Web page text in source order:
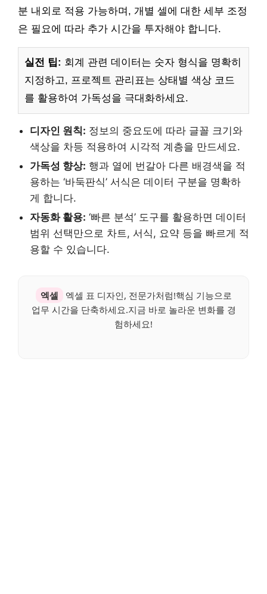
분 내외로 적용 가능하며, 개별 셀에 대한 세부 조정
은 필요에 따라 추가 시간을 투자해야 합니다.
실전 팁: 회계 관련 데이터는 숫자 형식을 명확히
지정하고, 프로젝트 관리표는 상태별 색상 코드
를 활용하여 가독성을 극대화하세요.
디자인 원칙: 정보의 중요도에 따라 글꼴 크기와
색상을 차등 적용하여 시각적 계층을 만드세요.
가독성 향상: 행과 열에 번갈아 다른 배경색을 적
용하는 ‘바둑판식’ 서식은 데이터 구분을 명확하
게 합니다.
자동화 활용: ‘빠른 분석’ 도구를 활용하면 데이터
범위 선택만으로 차트, 서식, 요약 등을 빠르게 적
용할 수 있습니다.
엑셀
엑셀 표 디자인, 전문가처럼!핵심 기능으로
업무 시간을 단축하세요.지금 바로 놀라운 변화를 경
험하세요!